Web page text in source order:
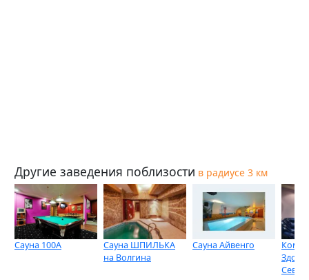
Другие заведения поблизости в радиусе 3 км
Сауна 100А
Сауна ШПИЛЬКА
на Волгина
Сауна Айвенго